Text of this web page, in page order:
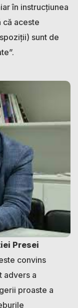
în instrucțiunea
că aceste
sunt de
Presei
convins
advers a
proaste a